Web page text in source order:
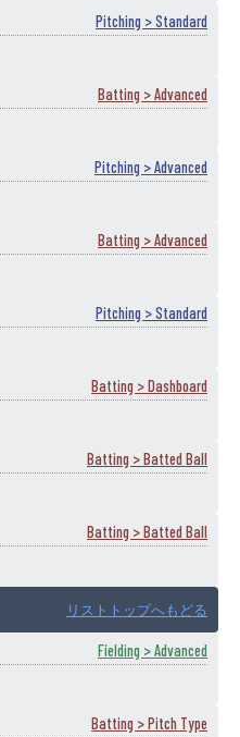
Pitching > Standard
Batting > Advanced
Pitching > Advanced
Batting > Advanced
Pitching > Standard
Batting > Dashboard
Batting > Batted Ball
Batting > Batted Ball
リストトップへもどる
Fielding > Advanced
Batting > Pitch Type